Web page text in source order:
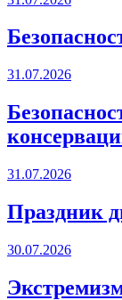
31.07.2026
31.07.2026
Праздник
30.07.2026